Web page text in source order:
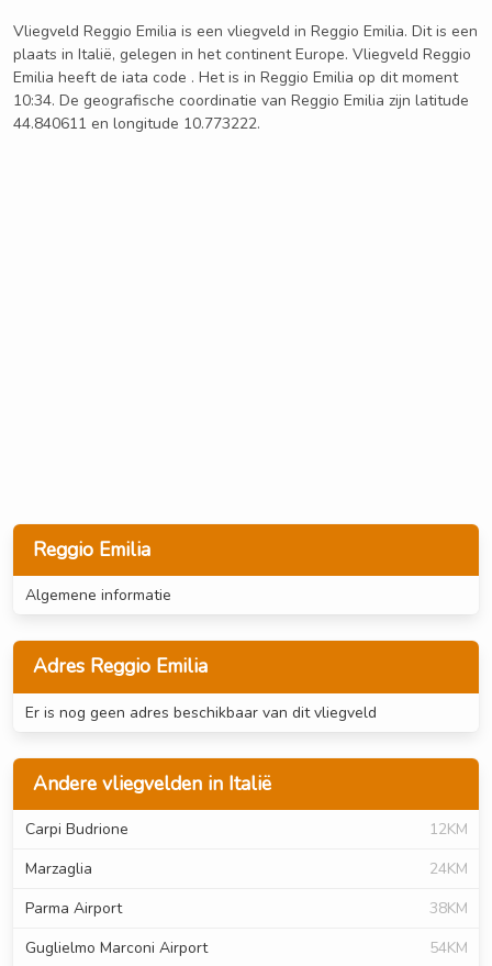
Reggio Emilia
Algemene informatie
Adres Reggio Emilia
Er is nog geen adres beschikbaar van dit vliegveld
Andere vliegvelden in Italië
Carpi Budrione
12KM
Marzaglia
24KM
Parma Airport
38KM
Guglielmo Marconi Airport
54KM
Vliegveld Reggio Emilia is een vliegveld in Reggio Emilia. Dit is een
plaats in Italië, gelegen in het continent Europe. Vliegveld Reggio
Emilia heeft de iata code . Het is in Reggio Emilia op dit moment
10:34. De geografische coordinatie van Reggio Emilia zijn latitude
44.840611 en longitude 10.773222.